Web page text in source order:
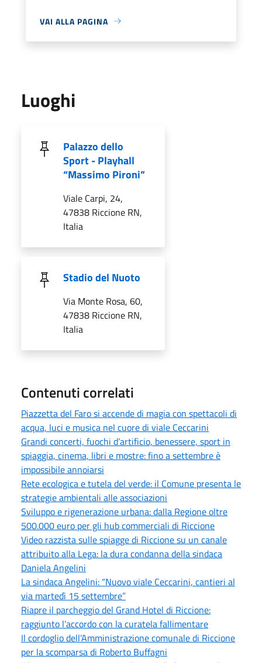
VAI ALLA PAGINA
Luoghi
Palazzo dello
Sport - Playhall
“Massimo Pironi”
Viale Carpi, 24,
47838 Riccione RN,
Italia
Stadio del Nuoto
Via Monte Rosa, 60,
47838 Riccione RN,
Italia
Contenuti correlati
Piazzetta del Faro si accende di magia con spettacoli di
acqua, luci e musica nel cuore di viale Ceccarini
Grandi concerti, fuochi d’artificio, benessere, sport in
spiaggia, cinema, libri e mostre: fino a settembre è
impossibile annoiarsi
Rete ecologica e tutela del verde: il Comune presenta le
strategie ambientali alle associazioni
Sviluppo e rigenerazione urbana: dalla Regione oltre
500.000 euro per gli hub commerciali di Riccione
Video razzista sulle spiagge di Riccione su un canale
attribuito alla Lega: la dura condanna della sindaca
Daniela Angelini
La sindaca Angelini: “Nuovo viale Ceccarini, cantieri al
via martedì 15 settembre”
Riapre il parcheggio del Grand Hotel di Riccione:
raggiunto l’accordo con la curatela fallimentare
Il cordoglio dell’Amministrazione comunale di Riccione
per la scomparsa di Roberto Buffagni